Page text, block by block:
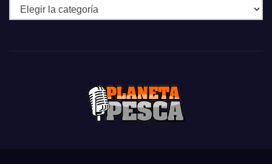
Categorías